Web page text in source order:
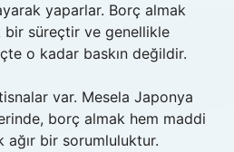
yaparlar. Borç almak
bir süreçtir ve genellikle
o kadar baskın değildir.
var. Mesela Japonya
borç almak hem maddi
ağır bir sorumluluktur.